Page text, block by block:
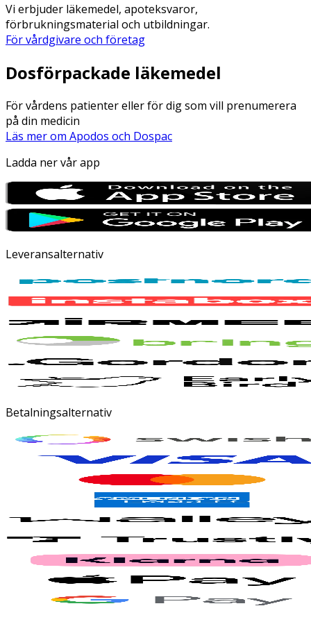
Vi erbjuder läkemedel, apoteksvaror,
förbrukningsmaterial och utbildningar.
För vårdgivare och företag
Dosförpackade läkemedel
För vårdens patienter eller för dig som vill prenumerera
på din medicin
Läs mer om Apodos och Dospac
Ladda ner vår app
Leveransalternativ
Betalningsalternativ